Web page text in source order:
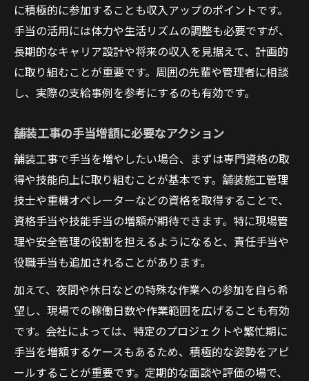
に積極的に参加することも収入アップのポイントです。
手当の活用には体力や生活リズムの調整も必要ですが、
長期的なキャリア設計や将来の収入を見据えて、計画的
に取り組むことが重要です。周囲の先輩や管理者に相談
し、実際の支給事例を参考にするのも有効です。
舗装工事の手当増額に必要なアクション
舗装工事で手当を増やしたい場合、まずは専門資格の取
得や技能向上に取り組むことが基本です。舗装施工管理
技士や重機オペレーターなどの資格を取得することで、
資格手当や技能手当の増額が期待できます。特に現場管
理や安全管理の役割を担えるようになると、責任手当や
役職手当も追加されることがあります。
加えて、夜間や休日などの特殊な作業への参加を自ら希
望し、現場での稼働日数や作業範囲を広げることも有効
です。会社によっては、特定のプロジェクトや繁忙期に
手当を増額するケースもあるため、積極的な姿勢をアピ
ールすることが重要です。定期的な面談や評価の場で、